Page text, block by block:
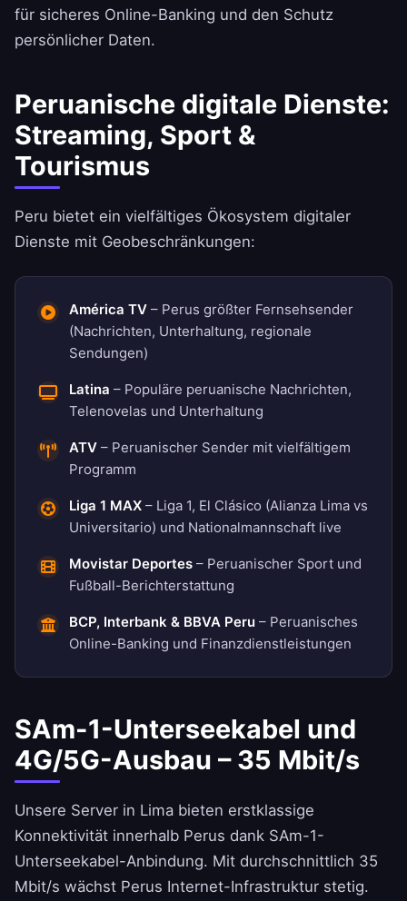
für sicheres Online-Banking und den Schutz
persönlicher Daten.
Peruanische digitale Dienste:
Streaming, Sport &
Tourismus
Peru bietet ein vielfältiges Ökosystem digitaler
Dienste mit Geobeschränkungen:
América TV – Perus größter Fernsehsender
(Nachrichten, Unterhaltung, regionale
Sendungen)
Latina – Populäre peruanische Nachrichten,
Telenovelas und Unterhaltung
ATV – Peruanischer Sender mit vielfältigem
Programm
Liga 1 MAX – Liga 1, El Clásico (Alianza Lima vs
Universitario) und Nationalmannschaft live
Movistar Deportes – Peruanischer Sport und
Fußball-Berichterstattung
BCP, Interbank & BBVA Peru – Peruanisches
Online-Banking und Finanzdienstleistungen
SAm-1-Unterseekabel und
4G/5G-Ausbau – 35 Mbit/s
Unsere Server in Lima bieten erstklassige
Konnektivität innerhalb Perus dank SAm-1-
Unterseekabel-Anbindung. Mit durchschnittlich 35
Mbit/s wächst Perus Internet-Infrastruktur stetig.